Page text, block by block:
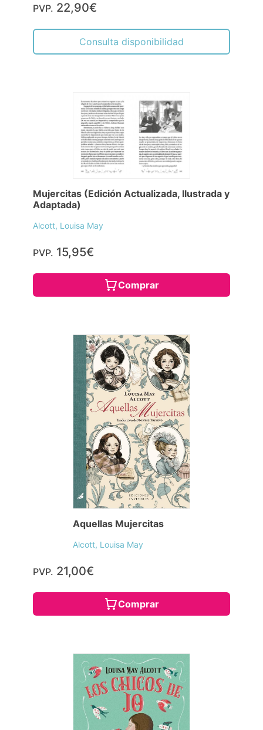
PVP. 22,90€
Consulta disponibilidad
Mujercitas (Edición Actualizada, Ilustrada y
Adaptada)
Alcott, Louisa May
PVP. 15,95€
Comprar
Aquellas Mujercitas
Alcott, Louisa May
PVP. 21,00€
Comprar